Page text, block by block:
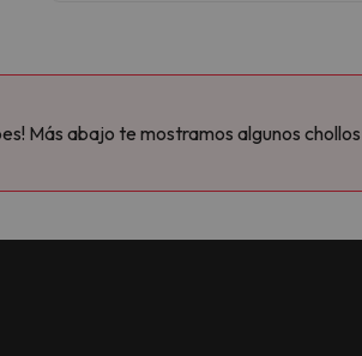
Más abajo te mostramos algunos chollos